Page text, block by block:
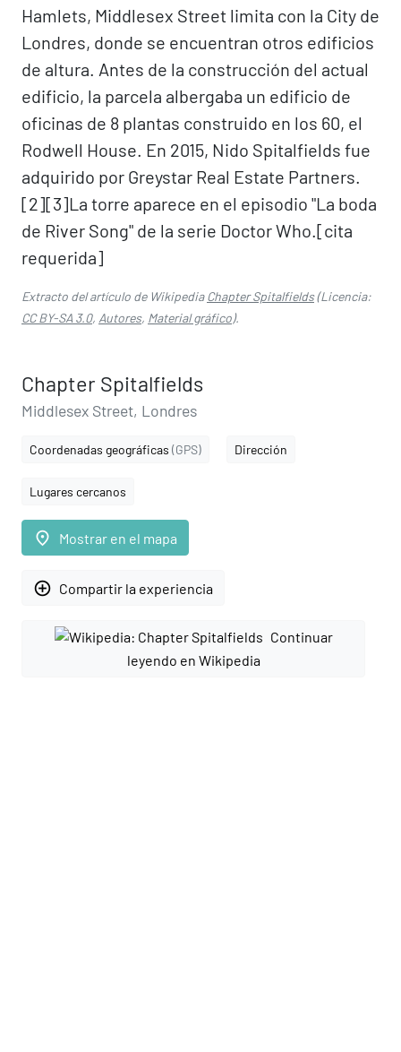
Hamlets, Middlesex Street limita con la City de
Londres, donde se encuentran otros edificios
de altura. Antes de la construcción del actual
edificio, la parcela albergaba un edificio de
oficinas de 8 plantas construido en los 60, el
Rodwell House. En 2015, Nido Spitalfields fue
adquirido por Greystar Real Estate Partners.
[2]​[3]​ La torre aparece en el episodio "La boda
de River Song" de la serie Doctor Who.[cita
requerida]
Extracto del artículo de WikipediaChapter Spitalfields(Licencia:
CC BY-SA 3.0, Autores, Material gráfico).
Chapter Spitalfields
Middlesex Street, Londres
Coordenadas geográficas (GPS) Dirección
Lugares cercanos
place Mostrar en el mapa
add_circle_outline Compartir la experiencia
Continuar
leyendo en Wikipedia